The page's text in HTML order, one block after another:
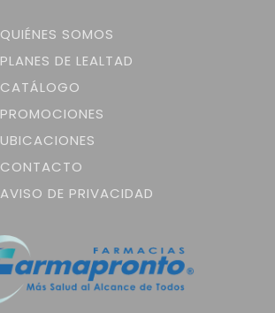
QUIÉNES SOMOS
PLANES DE LEALTAD
CATÁLOGO
PROMOCIONES
UBICACIONES
CONTACTO
AVISO DE PRIVACIDAD